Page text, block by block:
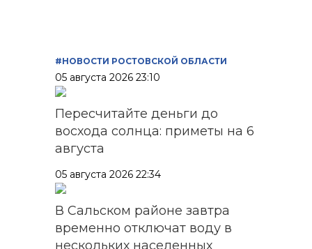
#НОВОСТИ РОСТОВСКОЙ ОБЛАСТИ
05 августа 2026 23:10
Пересчитайте деньги до
восхода солнца: приметы на 6
августа
05 августа 2026 22:34
В Сальском районе завтра
временно отключат воду в
нескольких населенных